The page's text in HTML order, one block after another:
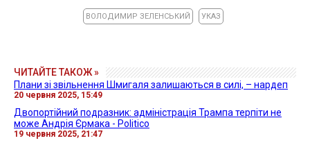
ВОЛОДИМИР ЗЕЛЕНСЬКИЙ УКАЗ
ЧИТАЙТЕ ТАКОЖ »
Плани зі звільнення Шмигаля залишаються в силі, – нардеп
20 червня 2025, 15:49
Двопортійний подразник: адміністрація Трампа терпіти не
може Андрія Єрмака - Politico
19 червня 2025, 21:47